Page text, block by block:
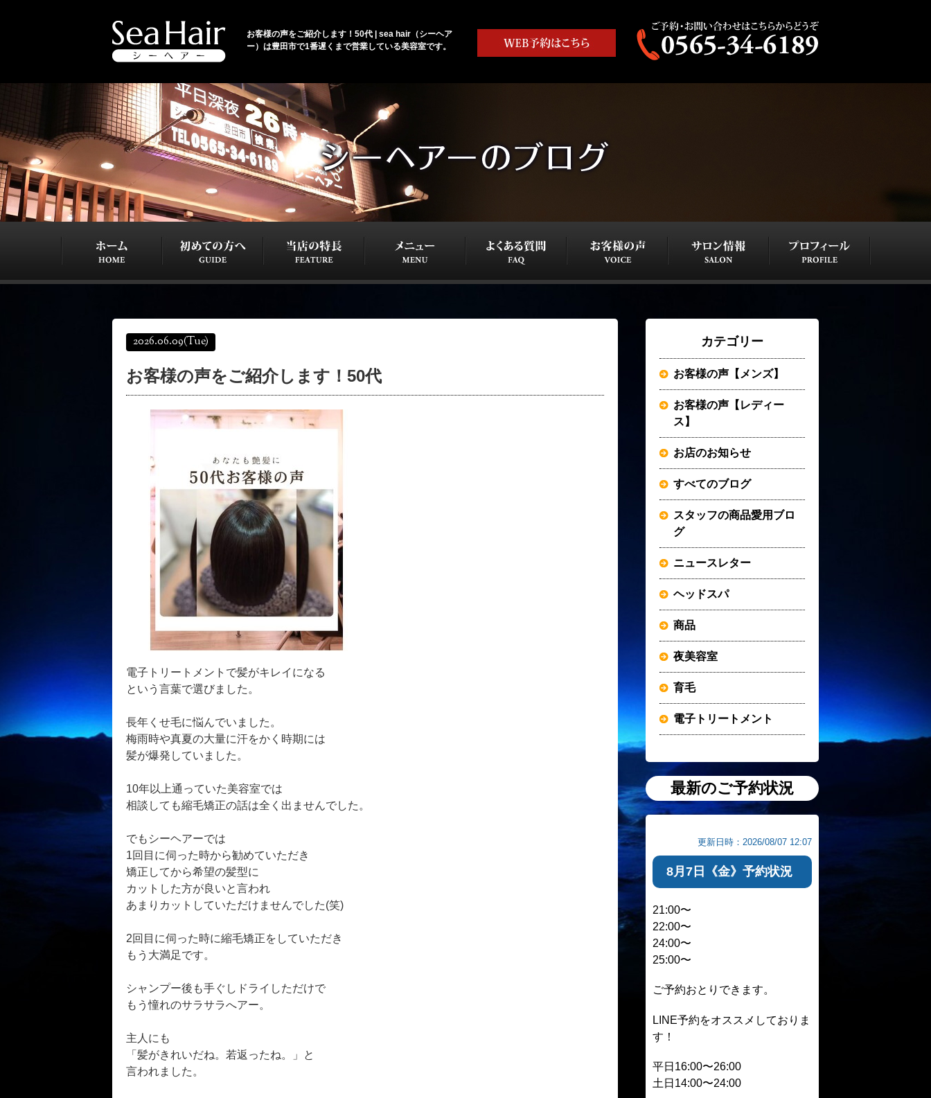
お客様の声をご紹介します！50代 | sea hair（シーヘア
ー）は豊田市で1番遅くまで営業している美容室です。
2026.06.09(Tue)
お客様の声をご紹介します！50代
電子トリートメントで髪がキレイになる
という言葉で選びました。
長年くせ毛に悩んでいました。
梅雨時や真夏の大量に汗をかく時期には
髪が爆発していました。
10年以上通っていた美容室では
相談しても縮毛矯正の話は全く出ませんでした。
でもシーヘアーでは
1回目に伺った時から勧めていただき
矯正してから希望の髪型に
カットした方が良いと言われ
あまりカットしていただけませんでした(笑)
2回目に伺った時に縮毛矯正をしていただき
もう大満足です。
シャンプー後も手ぐしドライしただけで
もう憧れのサラサラへアー。
主人にも
「髪がきれいだね。若返ったね。」と
言われました。
カテゴリー
お客様の声【メンズ】
お客様の声【レディー
ス】
お店のお知らせ
すべてのブログ
スタッフの商品愛用ブロ
グ
ニュースレター
ヘッドスパ
商品
夜美容室
育毛
電子トリートメント
最新のご予約状況
更新日時：2026/08/07 12:07
8月7日《金》予約状況
21:00〜
22:00〜
24:00〜
25:00〜
ご予約おとりできます。
LINE予約をオススメしておりま
す！
平日16:00〜26:00
土日14:00〜24:00